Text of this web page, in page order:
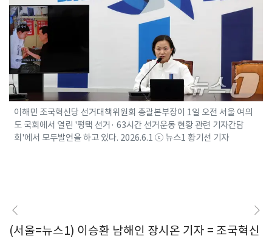
이해민 조국혁신당 선거대책위원회 총괄본부장이 1일 오전 서울 여의
도 국회에서 열린 '평택 선거· 63시간 선거운동 현황 관련 기자간담
회'에서 모두발언을 하고 있다. 2026.6.1 ⓒ 뉴스1 황기선 기자
(서울=뉴스1) 이승환 남해인 장시온 기자 = 조국혁신